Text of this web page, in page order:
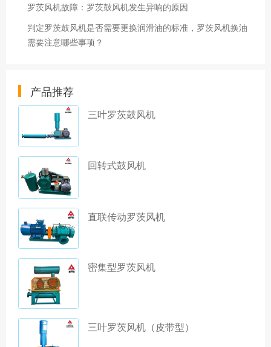
罗茨风机故障：罗茨鼓风机发生异响的原因
判定罗茨鼓风机是否需要更换润滑油的标准，罗茨风机换油
需要注意哪些事项？
产品推荐
三叶罗茨鼓风机
回转式鼓风机
直联传动罗茨风机
密集型罗茨风机
三叶罗茨风机（皮带型）